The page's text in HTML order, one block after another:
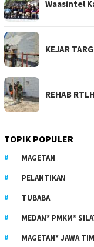
Waasintel
KEJAR
REHAB
TOPIK POPULER
MAGETAN
PELANTIKAN
TUBABA
MEDAN* PMKM*
MAGETAN* JAWA